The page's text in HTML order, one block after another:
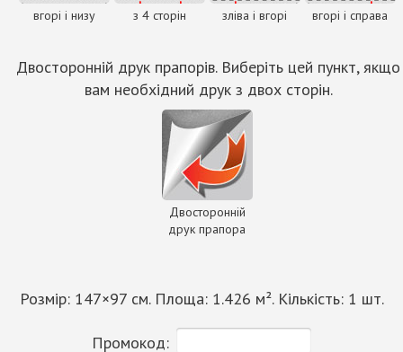
вгорі і низу з 4 сторін зліва і вгорі вгорі і справа
Двосторонній друк прапорів. Виберіть цей пункт, якщо
вам необхідний друк з двох сторін.
Двосторонній
друк прапора
Розмір: 147×97см. Площа: 1.426 м². Кількість: 1 шт.
Промокод: